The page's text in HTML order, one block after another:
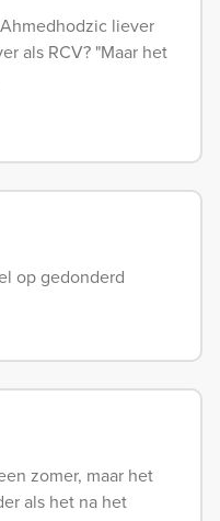
liever
als RCV? "Maar het
op gedonderd
zomer, maar het
als het na het